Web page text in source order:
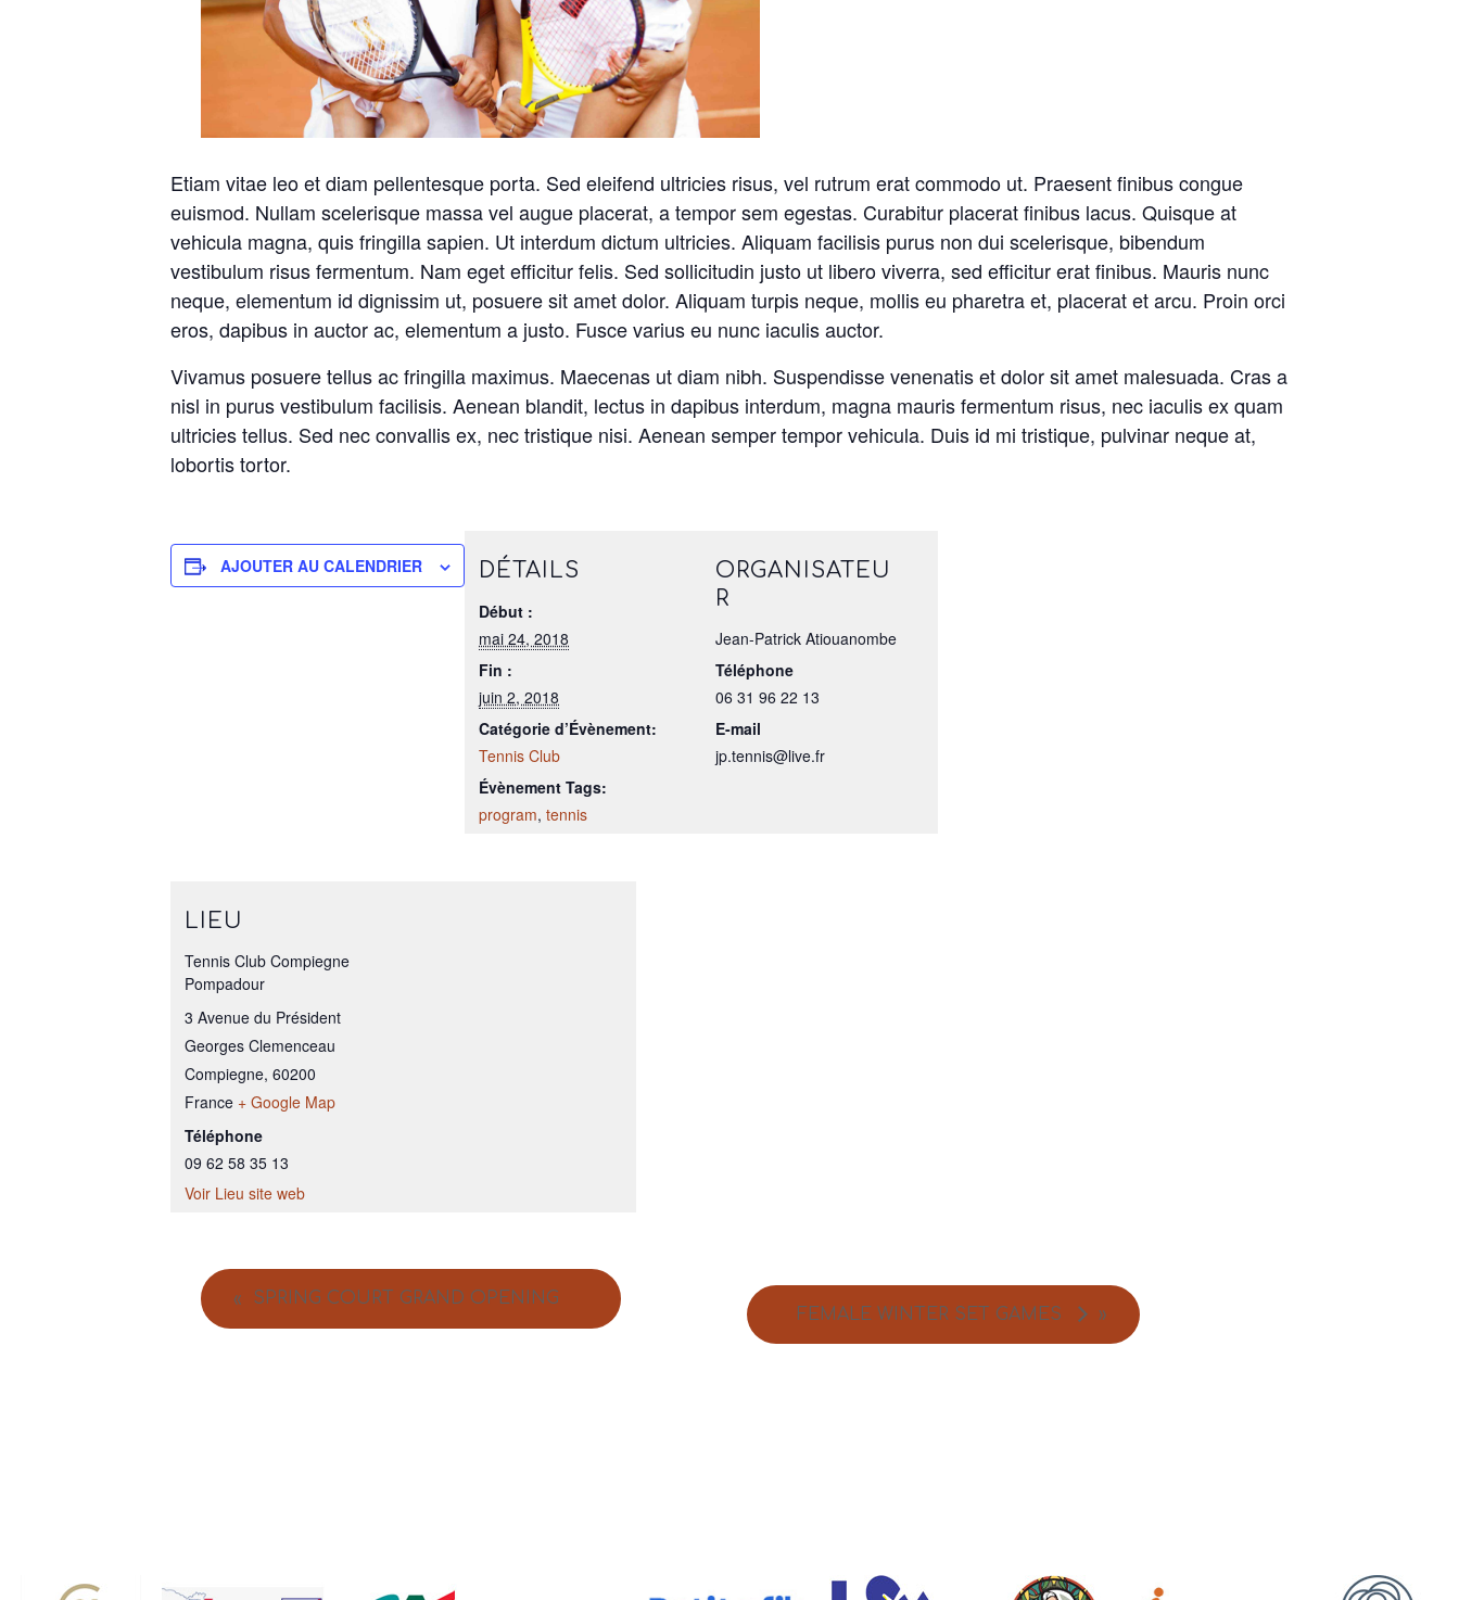
Etiam vitae leo et diam pellentesque porta. Sed eleifend ultricies risus, vel rutrum erat commodo ut. Praesent finibus congue
euismod. Nullam scelerisque massa vel augue placerat, a tempor sem egestas. Curabitur placerat finibus lacus. Quisque at
vehicula magna, quis fringilla sapien. Ut interdum dictum ultricies. Aliquam facilisis purus non dui scelerisque, bibendum
vestibulum risus fermentum. Nam eget efficitur felis. Sed sollicitudin justo ut libero viverra, sed efficitur erat finibus. Mauris nunc
neque, elementum id dignissim ut, posuere sit amet dolor. Aliquam turpis neque, mollis eu pharetra et, placerat et arcu. Proin orci
eros, dapibus in auctor ac, elementum a justo. Fusce varius eu nunc iaculis auctor.
Vivamus posuere tellus ac fringilla maximus. Maecenas ut diam nibh. Suspendisse venenatis et dolor sit amet malesuada. Cras a
nisl in purus vestibulum facilisis. Aenean blandit, lectus in dapibus interdum, magna mauris fermentum risus, nec iaculis ex quam
ultricies tellus. Sed nec convallis ex, nec tristique nisi. Aenean semper tempor vehicula. Duis id mi tristique, pulvinar neque at,
lobortis tortor.
AJOUTER AU CALENDRIER DÉTAILS
Début :
mai 24, 2018
Fin :
juin 2, 2018
Catégorie d’Évènement:
Tennis Club
Évènement Tags:
program,tennis
ORGANISATEU
R
Jean-Patrick Atiouanombe
Téléphone
06 31 96 22 13
E-mail
jp.tennis@live.fr
LIEU
Tennis Club Compiegne
Pompadour
3 Avenue du Président
Georges Clemenceau
Compiegne, 60200
France + Google Map
Téléphone
09 62 58 35 13
Voir Lieu site web
«
SPRING COURT GRAND OPENING
FEMALE WINTER SET GAMES
»